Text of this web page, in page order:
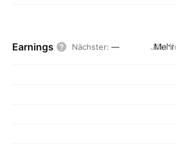
Earnings Nächster: — Mehr